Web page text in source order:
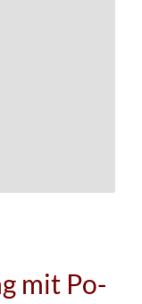
mit Po-